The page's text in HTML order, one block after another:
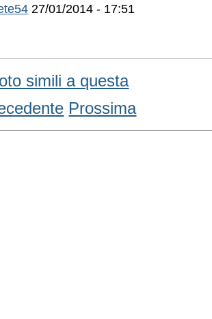
27/01/2014 - 17:51
simili a questa
Prossima